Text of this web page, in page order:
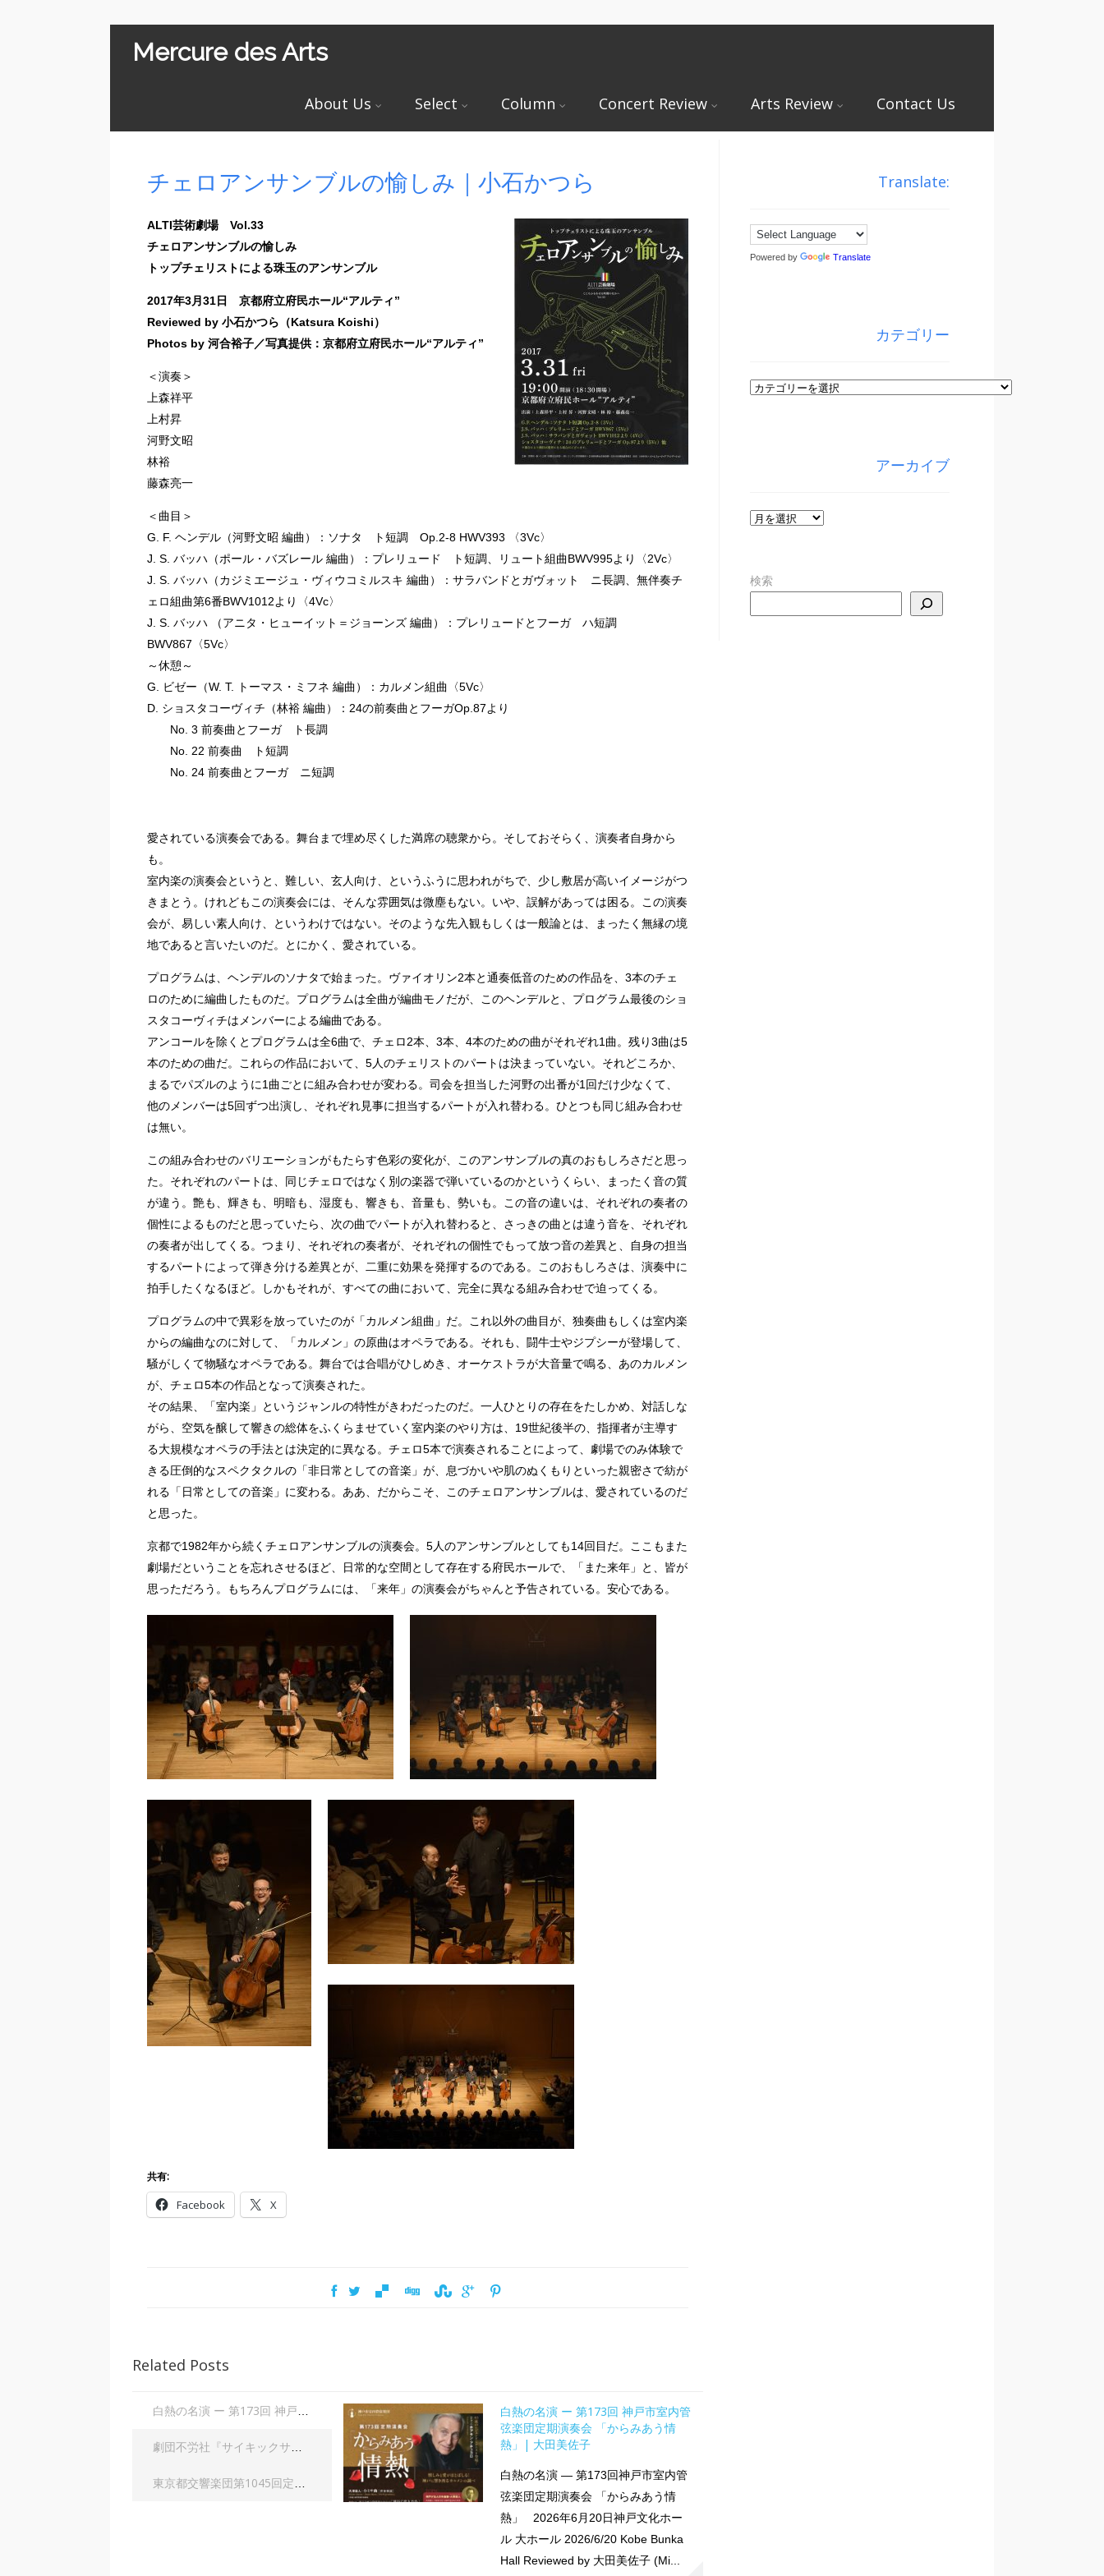
Mercure des Arts
About Us Select Column Concert Review Arts Review Contact Us
チェロアンサンブルの愉しみ｜小石かつら
ALTI芸術劇場 Vol.33
チェロアンサンブルの愉しみ
トップチェリストによる珠玉のアンサンブル
2017年3月31日 京都府立府民ホール“アルティ”
Reviewed by 小石かつら（Katsura Koishi）
Photos by 河合裕子／写真提供：京都府立府民ホール“アルティ”
＜演奏＞
上森祥平
上村昇
河野文昭
林裕
藤森亮一
＜曲目＞
G. F. ヘンデル（河野文昭 編曲）：ソナタ ト短調 Op.2-8 HWV393 〈3Vc〉
J. S. バッハ（ポール・バズレール 編曲）：プレリュード ト短調、リュート組曲BWV995より〈2Vc〉
J. S. バッハ（カジミエージュ・ヴィウコミルスキ 編曲）：サラバンドとガヴォット ニ長調、無伴奏チ
ェロ組曲第6番BWV1012より〈4Vc〉
J. S. バッハ （アニタ・ヒューイット＝ジョーンズ 編曲）：プレリュードとフーガ ハ短調
BWV867〈5Vc〉
～休憩～
G. ビゼー（W. T. トーマス・ミフネ 編曲）：カルメン組曲〈5Vc〉
D. ショスタコーヴィチ（林裕 編曲）：24の前奏曲とフーガOp.87より
No. 3 前奏曲とフーガ ト長調
No. 22 前奏曲 ト短調
No. 24 前奏曲とフーガ ニ短調
愛されている演奏会である。舞台まで埋め尽くした満席の聴衆から。そしておそらく、演奏者自身から
も。
室内楽の演奏会というと、難しい、玄人向け、というふうに思われがちで、少し敷居が高いイメージがつ
きまとう。けれどもこの演奏会には、そんな雰囲気は微塵もない。いや、誤解があっては困る。この演奏
会が、易しい素人向け、というわけではない。そのような先入観もしくは一般論とは、まったく無縁の境
地であると言いたいのだ。とにかく、愛されている。
プログラムは、ヘンデルのソナタで始まった。ヴァイオリン2本と通奏低音のための作品を、3本のチェ
ロのために編曲したものだ。プログラムは全曲が編曲モノだが、このヘンデルと、プログラム最後のショ
スタコーヴィチはメンバーによる編曲である。
アンコールを除くとプログラムは全6曲で、チェロ2本、3本、4本のための曲がそれぞれ1曲。残り3曲は5
本のための曲だ。これらの作品において、5人のチェリストのパートは決まっていない。それどころか、
まるでパズルのように1曲ごとに組み合わせが変わる。司会を担当した河野の出番が1回だけ少なくて、
他のメンバーは5回ずつ出演し、それぞれ見事に担当するパートが入れ替わる。ひとつも同じ組み合わせ
は無い。
この組み合わせのバリエーションがもたらす色彩の変化が、このアンサンブルの真のおもしろさだと思っ
た。それぞれのパートは、同じチェロではなく別の楽器で弾いているのかというくらい、まったく音の質
が違う。艶も、輝きも、明暗も、湿度も、響きも、音量も、勢いも。この音の違いは、それぞれの奏者の
個性によるものだと思っていたら、次の曲でパートが入れ替わると、さっきの曲とは違う音を、それぞれ
の奏者が出してくる。つまり、それぞれの奏者が、それぞれの個性でもって放つ音の差異と、自身の担当
するパートによって弾き分ける差異とが、二重に効果を発揮するのである。このおもしろさは、演奏中に
拍手したくなるほど。しかもそれが、すべての曲において、完全に異なる組み合わせで迫ってくる。
プログラムの中で異彩を放っていたのが「カルメン組曲」だ。これ以外の曲目が、独奏曲もしくは室内楽
からの編曲なのに対して、「カルメン」の原曲はオペラである。それも、闘牛士やジプシーが登場して、
騒がしくて物騒なオペラである。舞台では合唱がひしめき、オーケストラが大音量で鳴る、あのカルメン
が、チェロ5本の作品となって演奏された。
その結果、「室内楽」というジャンルの特性がきわだったのだ。一人ひとりの存在をたしかめ、対話しな
がら、空気を醸して響きの総体をふくらませていく室内楽のやり方は、19世紀後半の、指揮者が主導す
る大規模なオペラの手法とは決定的に異なる。チェロ5本で演奏されることによって、劇場でのみ体験で
きる圧倒的なスペクタクルの「非日常としての音楽」が、息づかいや肌のぬくもりといった親密さで紡が
れる「日常としての音楽」に変わる。ああ、だからこそ、このチェロアンサンブルは、愛されているのだ
と思った。
京都で1982年から続くチェロアンサンブルの演奏会。5人のアンサンブルとしても14回目だ。ここもまた
劇場だということを忘れさせるほど、日常的な空間として存在する府民ホールで、「また来年」と、皆が
思っただろう。もちろんプログラムには、「来年」の演奏会がちゃんと予告されている。安心である。
共有:
Facebook X
Related Posts
白熱の名演 ー 第173回 神戸市室内管
弦楽団定期演奏会 「からみあう情
熱」| 大田美佐子
白熱の名演 ― 第173回神戸市室内管
弦楽団定期演奏会 「からみあう情
熱」 2026年6月20日神戸文化ホー
ル 大ホール 2026/6/20 Kobe Bunka
Hall Reviewed by 大田美佐子 (Mi...
Translate:
Powered by Translate
カテゴリー
カ
アーカイブ
ア
イ
検索